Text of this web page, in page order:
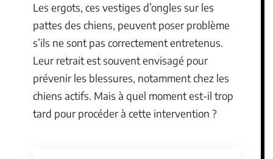
Les ergots, ces vestiges d’ongles sur les
pattes des chiens, peuvent poser problème
s’ils ne sont pas correctement entretenus.
Leur retrait est souvent envisagé pour
prévenir les blessures, notamment chez les
chiens actifs. Mais à quel moment est-il trop
tard pour procéder à cette intervention ?